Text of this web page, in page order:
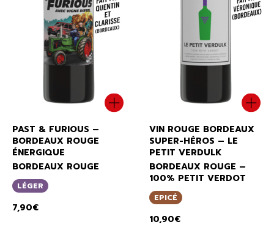
PAST & FURIOUS –
BORDEAUX ROUGE
ÉNERGIQUE
BORDEAUX ROUGE
LÉGER
7,90€
VIN ROUGE BORDEAUX
SUPER-HÉROS – LE
PETIT VERDULK
BORDEAUX ROUGE –
100% PETIT VERDOT
EPICÉ
10,90€